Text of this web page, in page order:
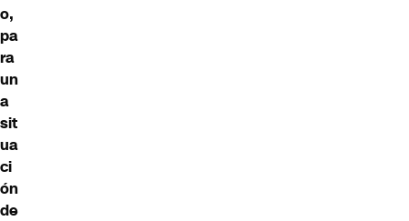
o,
pa
ra
un
a
sit
ua
ci
ón
de